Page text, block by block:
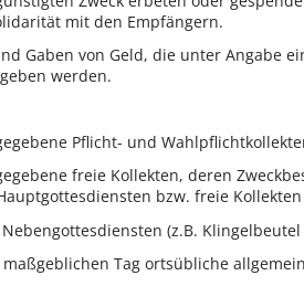
mit den Empfängern.
Gaben von Geld, die unter Angabe
werden.
Pflicht- und
freie Kollekten, deren
bzw. freie
(z.B.
Tag ortsübliche